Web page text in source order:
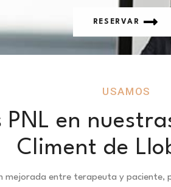
RESERVAR
USAMOS
PNL en
Climent de
mejorada entre terapeuta y